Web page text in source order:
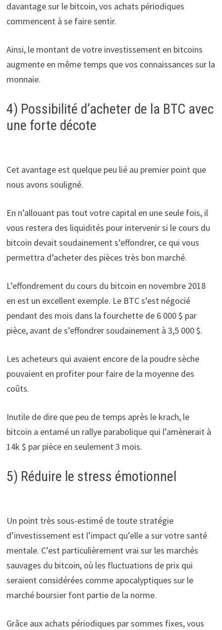
davantage sur le bitcoin, vos achats périodiques
commencent à se faire sentir.
Ainsi, le montant de votre investissement en bitcoins
augmente en même temps que vos connaissances sur la
monnaie.
4) Possibilité d’acheter de la BTC avec
une forte décote
Cet avantage est quelque peu lié au premier point que
nous avons souligné.
En n’allouant pas tout votre capital en une seule fois, il
vous restera des liquidités pour intervenir si le cours du
bitcoin devait soudainement s’effondrer, ce qui vous
permettra d’acheter des pièces très bon marché.
L’effondrement du cours du bitcoin en novembre 2018
en est un excellent exemple. Le BTC s’est négocié
pendant des mois dans la fourchette de 6 000 $ par
pièce, avant de s’effondrer soudainement à 3,5 000 $.
Les acheteurs qui avaient encore de la poudre sèche
pouvaient en profiter pour faire de la moyenne des
coûts.
Inutile de dire que peu de temps après le krach, le
bitcoin a entamé un rallye parabolique qui l’amènerait à
14k $ par pièce en seulement 3 mois.
5) Réduire le stress émotionnel
Un point très sous-estimé de toute stratégie
d’investissement est l’impact qu’elle a sur votre santé
mentale. C’est particulièrement vrai sur les marchés
sauvages du bitcoin, où les fluctuations de prix qui
seraient considérées comme apocalyptiques sur le
marché boursier font partie de la norme.
Grâce aux achats périodiques par sommes fixes, vous